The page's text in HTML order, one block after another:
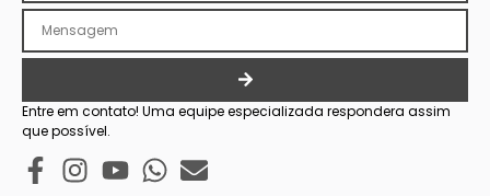
Entre em contato! Uma equipe especializada respondera assim
que possível.